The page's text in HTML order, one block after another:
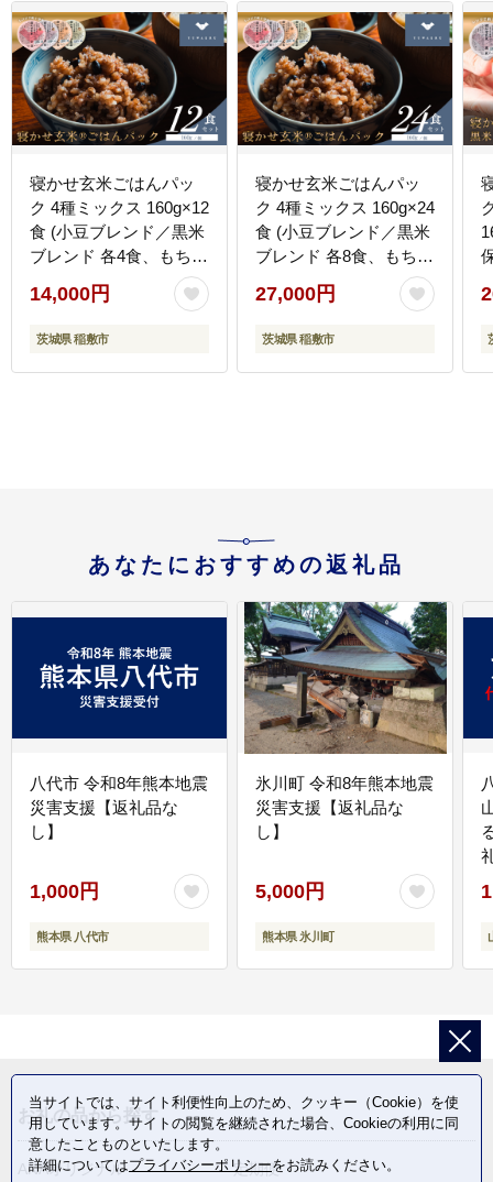
寝かせ玄米ごはんパッ
ク 4種ミックス 160g×12
食 (小豆ブレンド／黒米
ブレンド 各4食、もち麦
ブレンド／十五穀ブレ
ンド 各2食)｜玄米 常温
保存 パックご飯 備蓄 一
[1616]
14,000円
茨城県 稲敷市
寝かせ玄米ごはんパッ
ク 4種ミックス 160g×24
食 (小豆ブレンド／黒米
ブレンド 各8食、もち麦
ブレンド／十五穀ブレ
ンド 各4食)｜玄米 常温
保存 パックご飯 備蓄 一
[1614]
27,000円
茨城県 稲敷市
あなたにおすすめの返礼品
八代市 令和8年熊本地震
災害支援【返礼品な
し】
1,000円
熊本県 八代市
氷川町 令和8年熊本地震
災害支援【返礼品な
し】
5,000円
熊本県 氷川町
お礼の品から探す
ANAオリジナル
定期便
当サイトでは、サイト利便性向上のため、クッキー（Cookie）を使
用しています。サイトの閲覧を継続された場合、Cookieの利用に同
意したことものといたします。
詳細についてはプライバシーポリシーをお読みください。